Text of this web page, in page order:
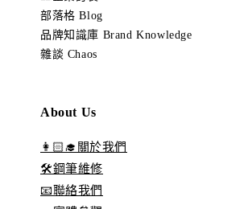
部落格 Blog
品牌知識庫 Brand Knowledge
雜談 Chaos
About Us
👩🏻‍🎓關於我們
🛠️鋼筆維修
📧聯絡我們